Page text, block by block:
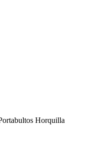
Horquilla